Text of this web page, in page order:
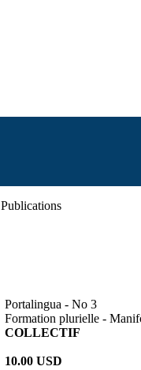
Publications
Portalingua - No 3
Formation plurielle -
COLLECTIF
10.00 USD